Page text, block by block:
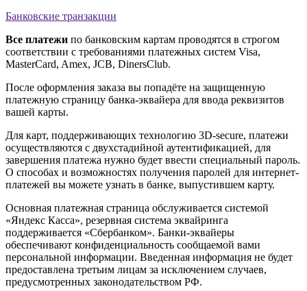
Банковские транзакции
Все платежи по банковским картам проводятся в строгом
соответствии с требованиями платежных систем Visa,
MasterCard, Amex, JCB, DinersClub.
После оформления заказа вы попадёте на защищенную
платежную страницу банка-эквайера для ввода реквизитов
вашей карты.
Для карт, поддерживающих технологию 3D-secure, платежи
осуществляются с двухстадийной аутентификацией, для
завершения платежа нужно будет ввести специальный пароль.
О способах и возможностях получения паролей для интернет-
платежей вы можете узнать в банке, выпустившем карту.
Основная платежная страница обслуживается системой
«Яндекс Касса», резервная система эквайринга
поддерживается «Сбербанком». Банки-эквайеры
обеспечивают конфиденциальность сообщаемой вами
персональной информации. Введенная информация не будет
предоставлена третьим лицам за исключением случаев,
предусмотренных законодательством РФ.